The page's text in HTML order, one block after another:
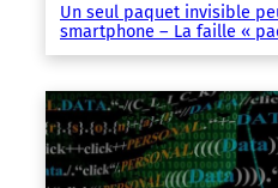
Un seul paquet invisible
smartphone – La faille «